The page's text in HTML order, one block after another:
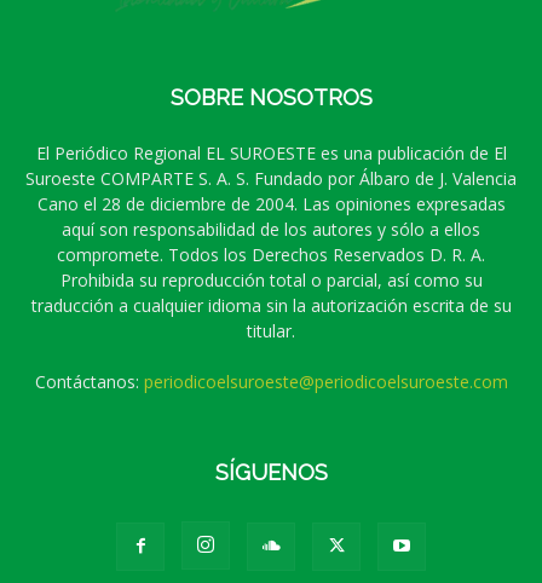
SOBRE NOSOTROS
El Periódico Regional EL SUROESTE es una publicación de El
Suroeste COMPARTE S. A. S. Fundado por Álbaro de J. Valencia
Cano el 28 de diciembre de 2004. Las opiniones expresadas
aquí son responsabilidad de los autores y sólo a ellos
compromete. Todos los Derechos Reservados D. R. A.
Prohibida su reproducción total o parcial, así como su
traducción a cualquier idioma sin la autorización escrita de su
titular.
Contáctanos: periodicoelsuroeste@periodicoelsuroeste.com
SÍGUENOS